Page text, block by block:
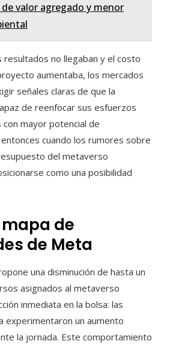
de valor agregado y menor
resultados no llegaban y el costo
aumentaba, los mercados
señales claras de que la
de reenfocar sus esfuerzos
mayor potencial de
cuando los rumores sobre
del metaverso
como una posibilidad
mapa de
de Meta
una disminución de hasta un
asignados al metaverso
inmediata en la bolsa: las
experimentaron un aumento
la jornada. Este comportamiento